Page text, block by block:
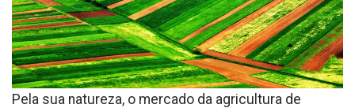
Pela sua natureza, o mercado da agricultura de